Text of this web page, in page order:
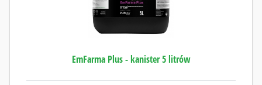
EmFarma Plus - kanister 5 litrów